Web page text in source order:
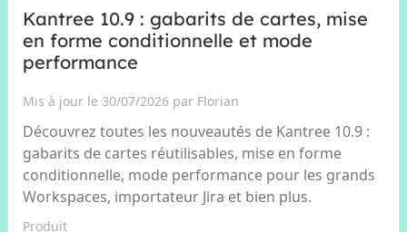
Kantree 10.9 : gabarits de cartes, mise
en forme conditionnelle et mode
performance
Mis à jour le 30/07/2026 par Florian
Découvrez toutes les nouveautés de Kantree 10.9 :
gabarits de cartes réutilisables, mise en forme
conditionnelle, mode performance pour les grands
Workspaces, importateur Jira et bien plus.
Produit